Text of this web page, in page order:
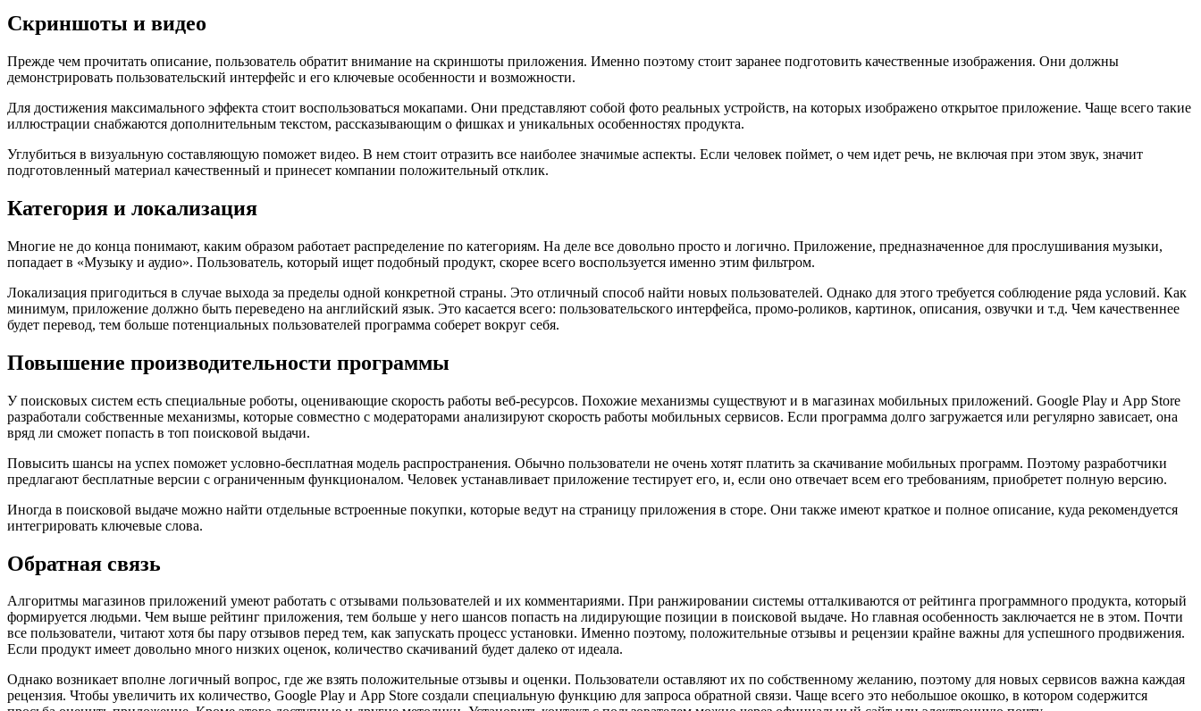
Скриншоты и видео
Прежде чем прочитать описание, пользователь обратит внимание на скриншоты приложения. Именно поэтому стоит заранее подготовить качественные изображения. Они должны
демонстрировать пользовательский интерфейс и его ключевые особенности и возможности.
Для достижения максимального эффекта стоит воспользоваться мокапами. Они представляют собой фото реальных устройств, на которых изображено открытое приложение. Чаще всего такие
иллюстрации снабжаются дополнительным текстом, рассказывающим о фишках и уникальных особенностях продукта.
Углубиться в визуальную составляющую поможет видео. В нем стоит отразить все наиболее значимые аспекты. Если человек поймет, о чем идет речь, не включая при этом звук, значит
подготовленный материал качественный и принесет компании положительный отклик.
Категория и локализация
Многие не до конца понимают, каким образом работает распределение по категориям. На деле все довольно просто и логично. Приложение, предназначенное для прослушивания музыки,
попадает в «Музыку и аудио». Пользователь, который ищет подобный продукт, скорее всего воспользуется именно этим фильтром.
Локализация пригодиться в случае выхода за пределы одной конкретной страны. Это отличный способ найти новых пользователей. Однако для этого требуется соблюдение ряда условий. Как
минимум, приложение должно быть переведено на английский язык. Это касается всего: пользовательского интерфейса, промо-роликов, картинок, описания, озвучки и т.д. Чем качественнее
будет перевод, тем больше потенциальных пользователей программа соберет вокруг себя.
Повышение производительности программы
У поисковых систем есть специальные роботы, оценивающие скорость работы веб-ресурсов. Похожие механизмы существуют и в магазинах мобильных приложений. Google Play и App Store
разработали собственные механизмы, которые совместно с модераторами анализируют скорость работы мобильных сервисов. Если программа долго загружается или регулярно зависает, она
вряд ли сможет попасть в топ поисковой выдачи.
Повысить шансы на успех поможет условно-бесплатная модель распространения. Обычно пользователи не очень хотят платить за скачивание мобильных программ. Поэтому разработчики
предлагают бесплатные версии с ограниченным функционалом. Человек устанавливает приложение тестирует его, и, если оно отвечает всем его требованиям, приобретет полную версию.
Иногда в поисковой выдаче можно найти отдельные встроенные покупки, которые ведут на страницу приложения в сторе. Они также имеют краткое и полное описание, куда рекомендуется
интегрировать ключевые слова.
Обратная связь
Алгоритмы магазинов приложений умеют работать с отзывами пользователей и их комментариями. При ранжировании системы отталкиваются от рейтинга программного продукта, который
формируется людьми. Чем выше рейтинг приложения, тем больше у него шансов попасть на лидирующие позиции в поисковой выдаче. Но главная особенность заключается не в этом. Почти
все пользователи, читают хотя бы пару отзывов перед тем, как запускать процесс установки. Именно поэтому, положительные отзывы и рецензии крайне важны для успешного продвижения.
Если продукт имеет довольно много низких оценок, количество скачиваний будет далеко от идеала.
Однако возникает вполне логичный вопрос, где же взять положительные отзывы и оценки. Пользователи оставляют их по собственному желанию, поэтому для новых сервисов важна каждая
рецензия. Чтобы увеличить их количество, Google Play и App Store создали специальную функцию для запроса обратной связи. Чаще всего это небольшое окошко, в котором содержится